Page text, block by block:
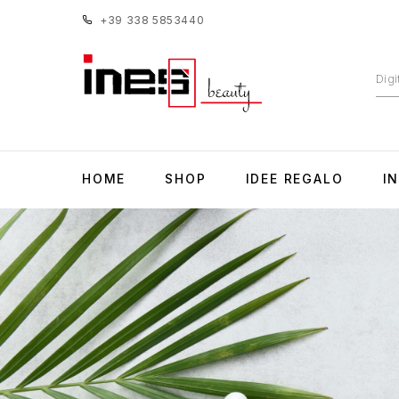
+39 338 5853440
HOME SHOP IDEE REGALO